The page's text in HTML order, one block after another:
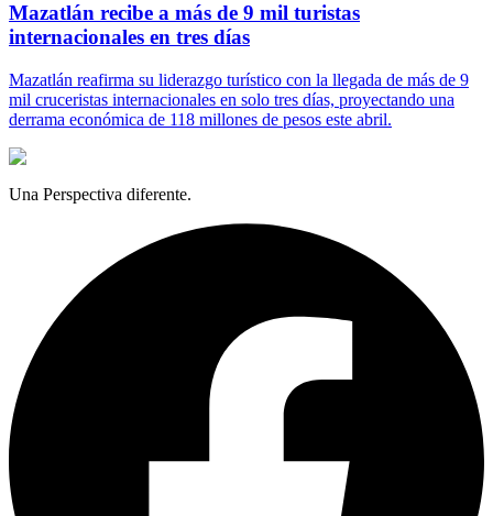
Mazatlán recibe a más de 9 mil turistas
internacionales en tres días
Mazatlán reafirma su liderazgo turístico con la llegada de más de 9
mil cruceristas internacionales en solo tres días, proyectando una
derrama económica de 118 millones de pesos este abril.
Una Perspectiva diferente.